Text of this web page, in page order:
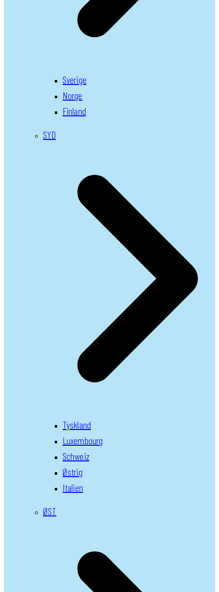
Sverige
Norge
Finland
SYD
Tyskland
Luxembourg
Schweiz
Østrig
Italien
ØST